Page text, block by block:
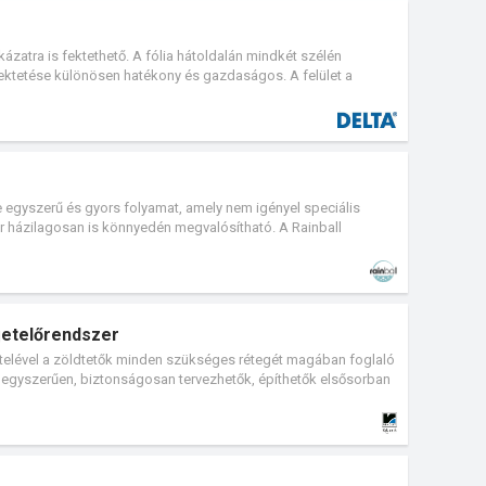
is fektethető. A fólia hátoldalán mindkét szélén
különösen hatékony és gazdaságos. A felület a
és gyors folyamat, amely nem igényel speciális
is könnyedén megvalósítható. A Rainball
és hatékony megoldást kínál a csapadékvíz helyben
egy szilárd héjazatú labda, melynek
perforált. A perforáció biztosítja a víz könnyű bejutását
talajszerkezetbe, illetve a környező gömbökbe.
a zöldtetők minden szükséges rétegét magában foglaló
biztonságosan tervezhetők, építhetők elsősorban